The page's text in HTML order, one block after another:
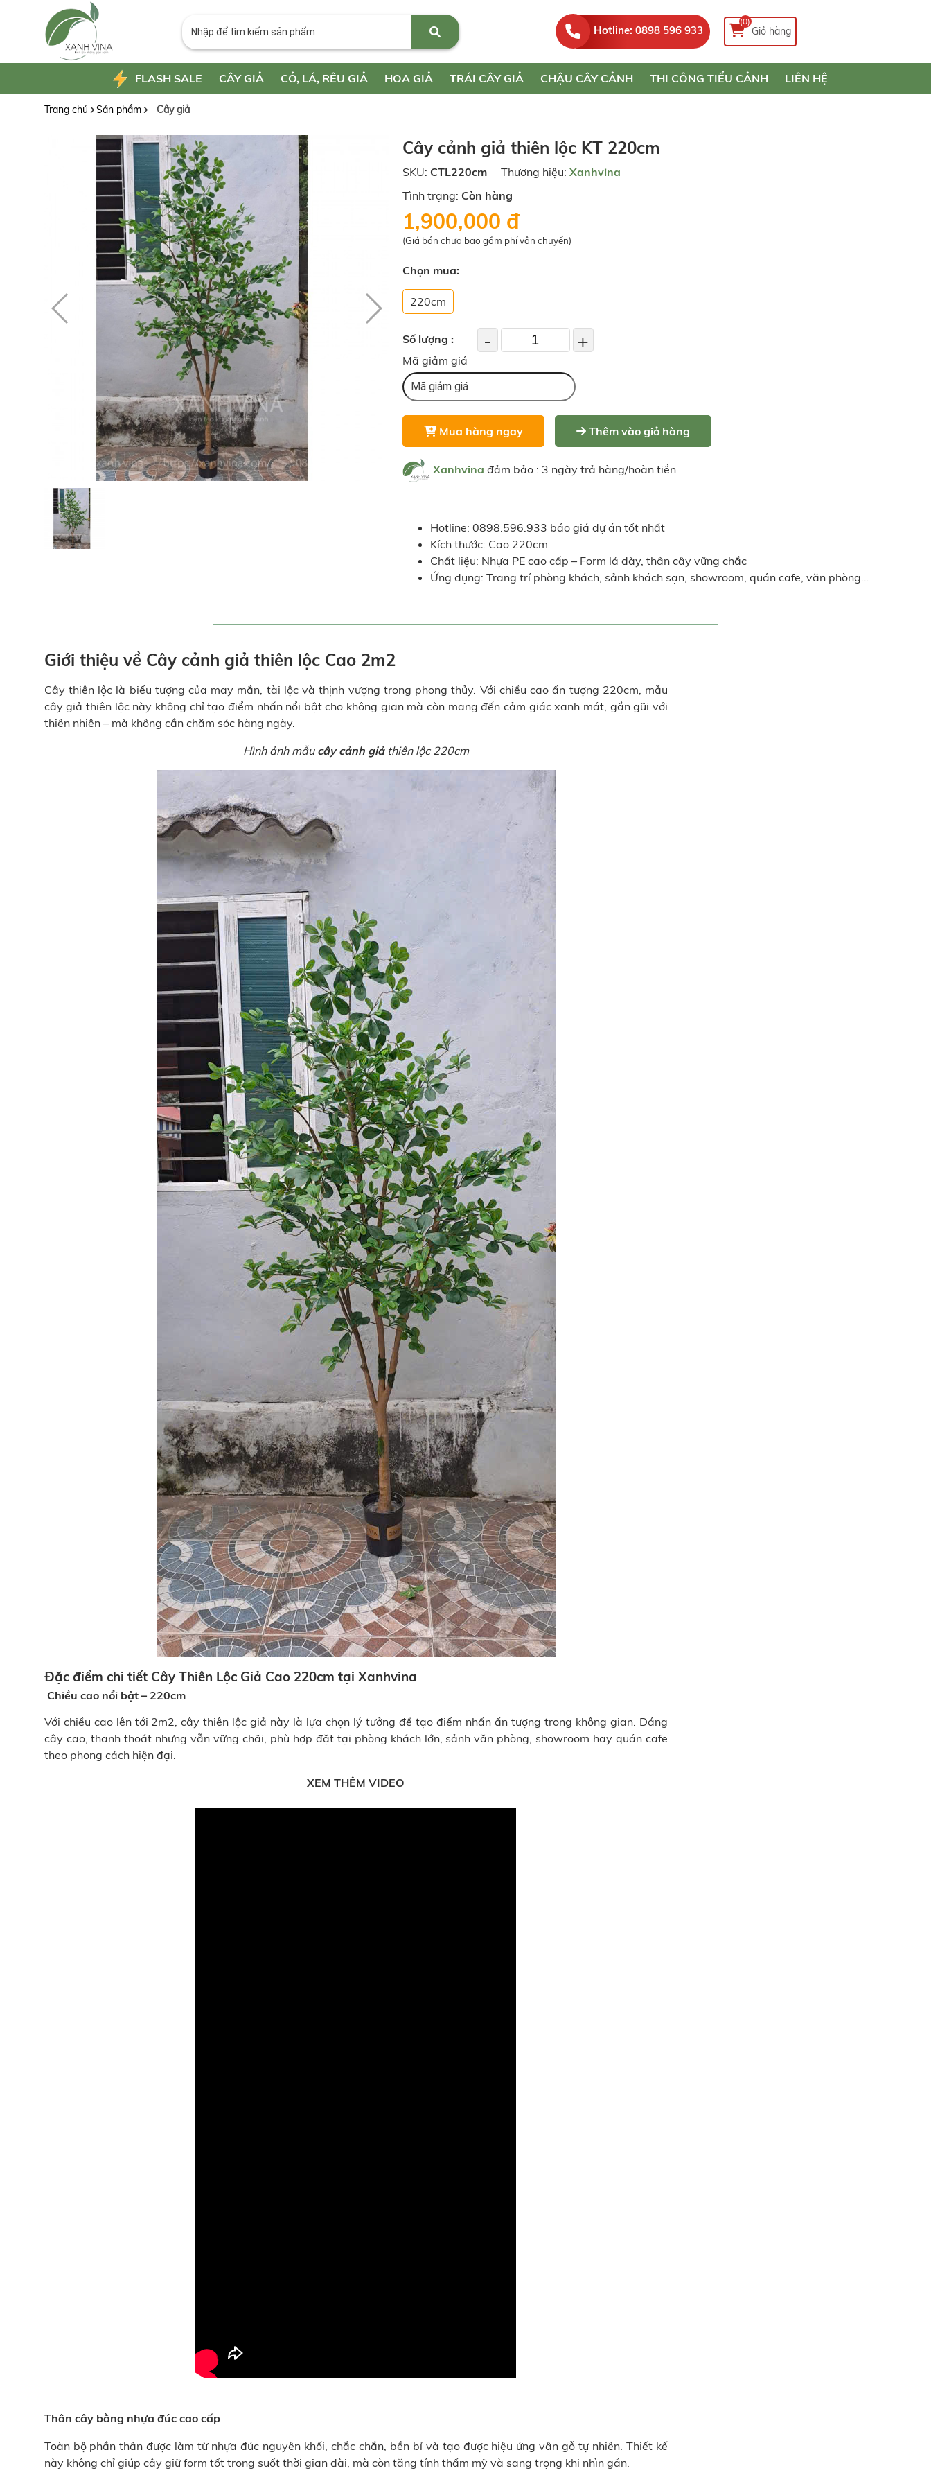
Hotline: 0898 596 933
(0)
Giỏ hàng
FLASH SALE CÂY GIẢ CỎ, LÁ, RÊU GIẢ HOA GIẢ TRÁI CÂY GIẢ CHẬU CÂY CẢNH THI CÔNG TIỂU CẢNH LIÊN HỆ
Trang chủ Sản phẩm Cây giả
Cây cảnh giả thiên lộc KT 220cm
SKU: CTL220cm Thương hiệu: Xanhvina
Tình trạng: Còn hàng
1,900,000 đ
(Giá bán chưa bao gồm phí vận chuyển)
Chọn mua:
220cm
Số lượng : - +
Mã giảm giá
Mua hàng ngay Thêm vào giỏ hàng
Xanhvina đảm bảo : 3 ngày trả hàng/hoàn tiền
Hotline: 0898.596.933 báo giá dự án tốt nhất
Kích thước: Cao 220cm
Chất liệu: Nhựa PE cao cấp – Form lá dày, thân cây vững chắc
Ứng dụng: Trang trí phòng khách, sảnh khách sạn, showroom, quán cafe, văn phòng…
Giới thiệu về Cây cảnh giả thiên lộc Cao 2m2
Cây thiên lộc là biểu tượng của may mắn, tài lộc và thịnh vượng trong phong thủy. Với chiều cao ấn tượng 220cm, mẫu
cây giả thiên lộc này không chỉ tạo điểm nhấn nổi bật cho không gian mà còn mang đến cảm giác xanh mát, gần gũi với
thiên nhiên – mà không cần chăm sóc hàng ngày.
Hình ảnh mẫu cây cảnh giả thiên lộc 220cm
Đặc điểm chi tiết Cây Thiên Lộc Giả Cao 220cm tại Xanhvina
Chiều cao nổi bật – 220cm
Với chiều cao lên tới 2m2, cây thiên lộc giả này là lựa chọn lý tưởng để tạo điểm nhấn ấn tượng trong không gian. Dáng
cây cao, thanh thoát nhưng vẫn vững chãi, phù hợp đặt tại phòng khách lớn, sảnh văn phòng, showroom hay quán cafe
theo phong cách hiện đại.
XEM THÊM VIDEO
Thân cây bằng nhựa đúc cao cấp
Toàn bộ phần thân được làm từ nhựa đúc nguyên khối, chắc chắn, bền bỉ và tạo được hiệu ứng vân gỗ tự nhiên. Thiết kế
này không chỉ giúp cây giữ form tốt trong suốt thời gian dài, mà còn tăng tính thẩm mỹ và sang trọng khi nhìn gần.